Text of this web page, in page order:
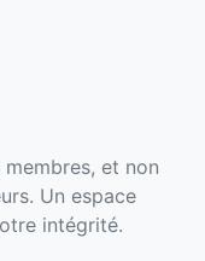
et non
Un espace
intégrité.